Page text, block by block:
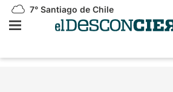
7° Santiago de Chile